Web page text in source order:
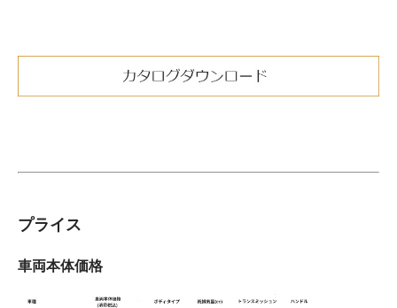
プライス
車両本体価格